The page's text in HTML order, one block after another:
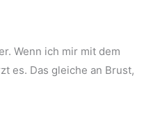
Wenn ich mir mit dem
es. Das gleiche an Brust,